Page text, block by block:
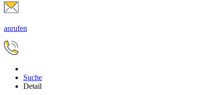
anrufen
Suche
Detail